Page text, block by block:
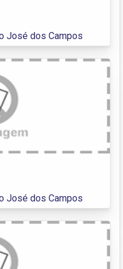
José dos Campos
José dos Campos